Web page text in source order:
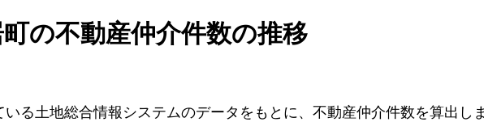
の不動産仲介件数の推移
る土地総合情報システムのデータをもとに、不動産仲介件数を算出